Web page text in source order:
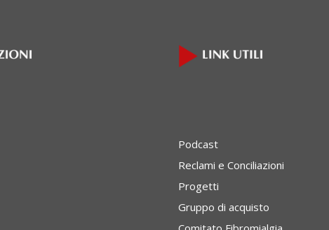
Podcast
Reclami e Conciliazioni
Progetti
Gruppo di acquisto